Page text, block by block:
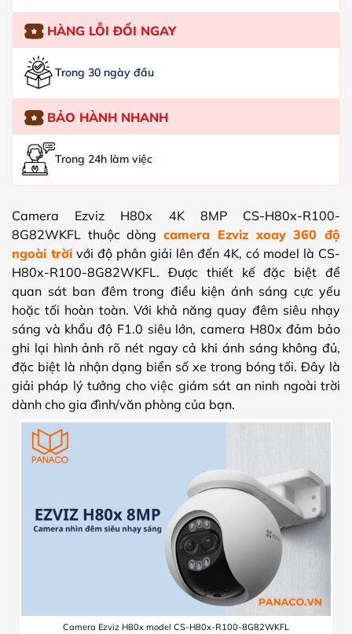
HÀNG LỖI ĐỔI NGAY
Trong 30 ngày đầu
BẢO HÀNH NHANH
Trong 24h làm việc
Camera Ezviz H80x 4K 8MP CS-H80x-R100-
8G82WKFL thuộc dòngcamera Ezviz xoay 360 độ
ngoài trời với độ phân giải lên đến 4K, có model là CS-
H80x-R100-8G82WKFL. Được thiết kế đặc biệt để
quan sát ban đêm trong điều kiện ánh sáng cực yếu
hoặc tối hoàn toàn. Với khả năng quay đêm siêu nhạy
sáng và khẩu độ F1.0 siêu lớn, camera H80x đảm bảo
ghi lại hình ảnh rõ nét ngay cả khi ánh sáng không đủ,
đặc biệt là nhận dạng biển số xe trong bóng tối. Đây là
giải pháp lý tưởng cho việc giám sát an ninh ngoài trời
dành cho gia đình/văn phòng của bạn.
Camera Ezviz H80x model CS-H80x-R100-8G82WKFL